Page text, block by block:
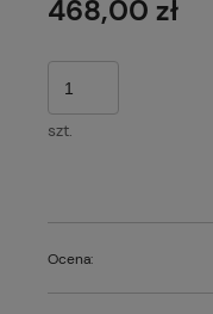
468,00 zł
szt.
Ocena: